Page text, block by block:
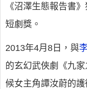
《沼澤生態報告書
短劇獎。
2013年4月8日，與
的玄幻武俠劇《九
候女主角譚汝蔚的